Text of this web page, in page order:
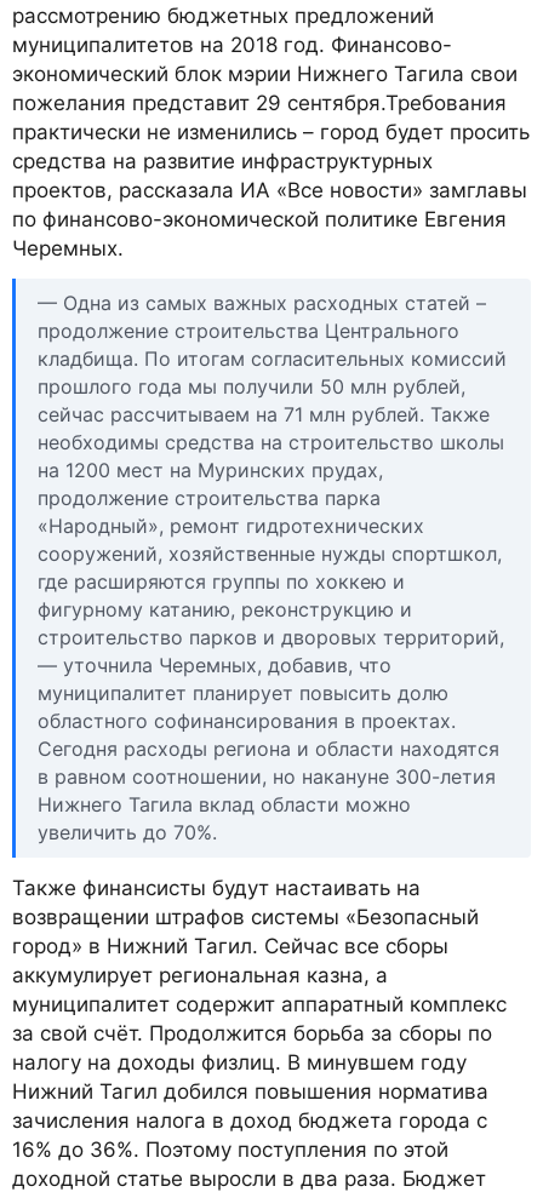
рассмотрению бюджетных предложений
муниципалитетов на 2018 год. Финансово-
экономический блок мэрии Нижнего Тагила свои
пожелания представит 29 сентября.Требования
практически не изменились – город будет просить
средства на развитие инфраструктурных
проектов, рассказала ИА «Все новости» замглавы
по финансово-экономической политике Евгения
Черемных.
— Одна из самых важных расходных статей –
продолжение строительства Центрального
кладбища. По итогам согласительных комиссий
прошлого года мы получили 50 млн рублей,
сейчас рассчитываем на 71 млн рублей. Также
необходимы средства на строительство школы
на 1200 мест на Муринских прудах,
продолжение строительства парка
«Народный», ремонт гидротехнических
сооружений, хозяйственные нужды спортшкол,
где расширяются группы по хоккею и
фигурному катанию, реконструкцию и
строительство парков и дворовых территорий,
— уточнила Черемных, добавив, что
муниципалитет планирует повысить долю
областного софинансирования в проектах.
Сегодня расходы региона и области находятся
в равном соотношении, но накануне 300-летия
Нижнего Тагила вклад области можно
увеличить до 70%.
Также финансисты будут настаивать на
возвращении штрафов системы «Безопасный
город» в Нижний Тагил. Сейчас все сборы
аккумулирует региональная казна, а
муниципалитет содержит аппаратный комплекс
за свой счёт. Продолжится борьба за сборы по
налогу на доходы физлиц. В минувшем году
Нижний Тагил добился повышения норматива
зачисления налога в доход бюджета города с
16% до 36%. Поэтому поступления по этой
доходной статье выросли в два раза. Бюджет